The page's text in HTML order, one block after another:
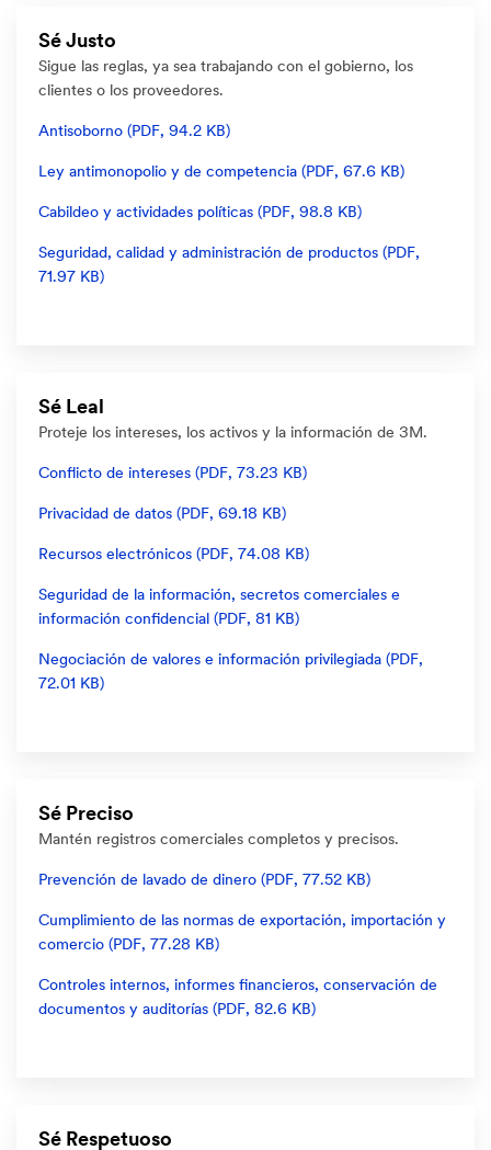
Sé Justo
Sigue las reglas, ya sea trabajando con el gobierno, los
clientes o los proveedores.
Antisoborno (PDF, 94.2 KB)
Ley antimonopolio y de competencia (PDF, 67.6 KB)
Cabildeo y actividades políticas (PDF, 98.8 KB)
Seguridad, calidad y administración de productos (PDF,
71.97 KB)
Sé Leal
Proteje los intereses, los activos y la información de 3M.
Conflicto de intereses (PDF, 73.23 KB)
Privacidad de datos (PDF, 69.18 KB)
Recursos electrónicos (PDF, 74.08 KB)
Seguridad de la información, secretos comerciales e
información confidencial (PDF, 81 KB)
Negociación de valores e información privilegiada (PDF,
72.01 KB)
Sé Preciso
Mantén registros comerciales completos y precisos.
Prevención de lavado de dinero (PDF, 77.52 KB)
Cumplimiento de las normas de exportación, importación y
comercio (PDF, 77.28 KB)
Controles internos, informes financieros, conservación de
documentos y auditorías (PDF, 82.6 KB)
Sé Respetuoso